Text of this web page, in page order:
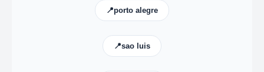
📍porto alegre
📍sao luis